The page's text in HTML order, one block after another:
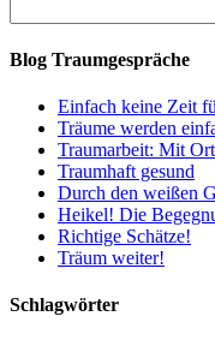
nach:
Blog Traumgespräche
Einfach keine Zeit
Träume werden
Traumarbeit: Mit
Traumhaft gesund
Durch den weißen
Heikel! Die
Richtige Schätze!
Träum weiter!
Schlagwörter